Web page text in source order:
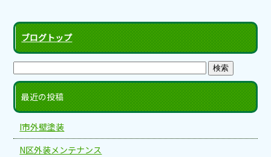
ブログトップ
最近の投稿
I市外壁塗装
N区外装メンテナンス